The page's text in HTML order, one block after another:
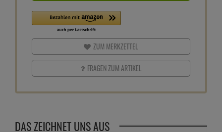
ZUM MERKZETTEL
FRAGEN ZUM ARTIKEL
DAS ZEICHNET UNS AUS